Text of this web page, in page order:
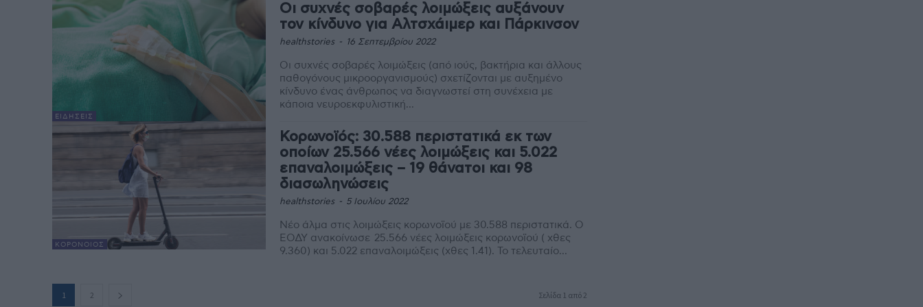
ΕΙΔΉΣΕΙΣ
Οι συχνές σοβαρές λοιμώξεις αυξάνουν
τον κίνδυνο για Αλτσχάιμερ και Πάρκινσον
healthstories - 16 Σεπτεμβρίου 2022
Οι συχνές σοβαρές λοιμώξεις (από ιούς, βακτήρια και άλλους
παθογόνους μικροοργανισμούς) σχετίζονται με αυξημένο
κίνδυνο ένας άνθρωπος να διαγνωστεί στη συνέχεια με
κάποια νευροεκφυλιστική...
ΚΟΡΟΝΟΙΌΣ
Κορωνοϊός: 30.588 περιστατικά εκ των
οποίων 25.566 νέες λοιμώξεις και 5.022
επαναλοιμώξεις – 19 θάνατοι και 98
διασωληνώσεις
healthstories - 5 Ιουλίου 2022
Νέο άλμα στις λοιμώξεις κορωνοϊού με 30.588 περιστατικά. Ο
ΕΟΔΥ ανακοίνωσε 25.566 νέες λοιμώξεις κορωνοϊού ( χθες
9.360) και 5.022 επαναλοιμώξεις (χθες 1.41). Το τελευταίο...
1 2 Σελίδα 1 από 2